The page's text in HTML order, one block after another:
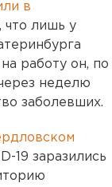
в
что лишь у
работу он, по
неделю
заболевших.
19 заразились